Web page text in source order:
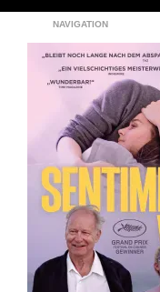
NAVIGATION